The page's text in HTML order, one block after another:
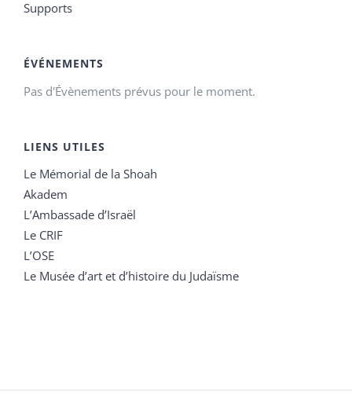
Supports
ÉVÉNEMENTS
Pas d'Évènements prévus pour le moment.
LIENS UTILES
Le Mémorial de la Shoah
Akadem
L’Ambassade d’Israël
Le CRIF
L’OSE
Le Musée d’art et d’histoire du Judaïsme